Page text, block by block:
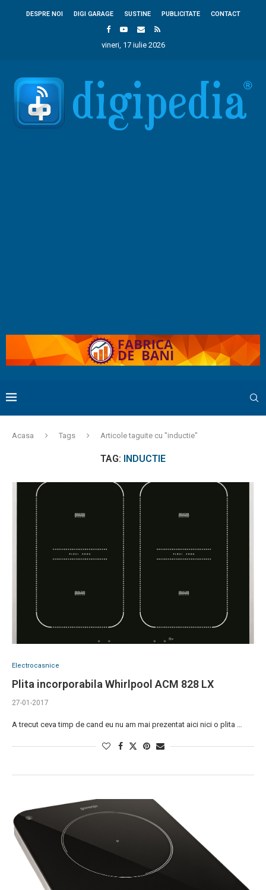
DESPRE NOI DIGI GARAGE SUSTINE PUBLICITATE CONTACT
vineri, 17 iulie 2026
Acasa Tags Articole taguite cu "inductie"
TAG: INDUCTIE
Electrocasnice
Plita incorporabila Whirlpool ACM 828 LX
27-01-2017
A trecut ceva timp de cand eu nu am mai prezentat aici nici o plita …